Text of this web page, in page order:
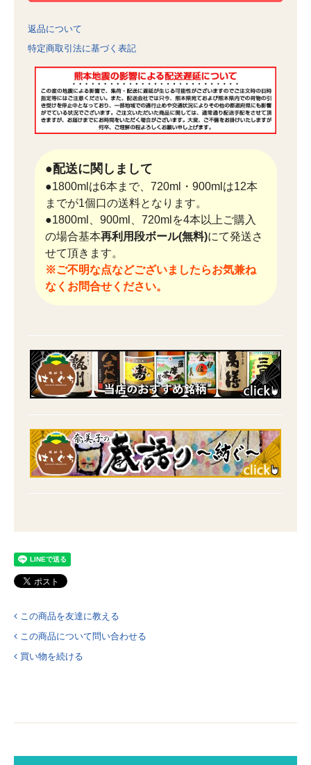
返品について
特定商取引法に基づく表記
●配送に関しまして
●1800mlは6本まで、720ml・900mlは12本
までが1個口の送料となります。
●1800ml、900ml、720mlを4本以上ご購入
の場合基本再利用段ボール(無料)にて発送さ
せて頂きます。
※ご不明な点などございましたらお気兼ね
なくお問合せください。
この商品を友達に教える
この商品について問い合わせる
買い物を続ける